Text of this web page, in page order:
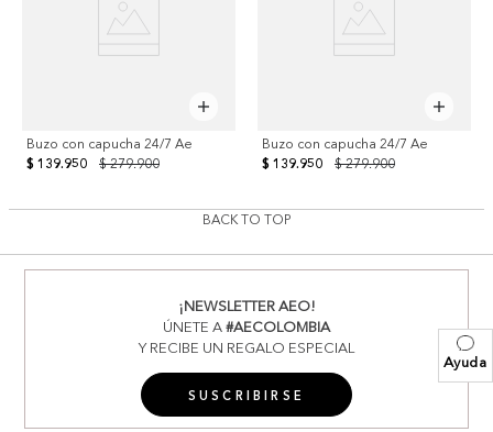
Ayuda
Buzo con capucha 24/7 Ae
$ 279.900
$ 139.950
Buzo con capucha 24/7 Ae
$ 279.900
$ 139.950
BACK TO TOP
¡NEWSLETTER AEO!
ÚNETE A#AECOLOMBIA
Y RECIBE UN REGALO ESPECIAL
SUSCRIBIRSE